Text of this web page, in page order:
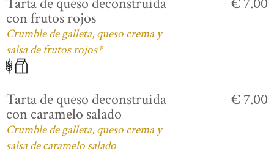
con frutos rojos
Crumble de galleta, queso crema y
salsa de frutos rojos*
Tarta de queso deconstruida
con caramelo salado
Crumble de galleta, queso crema y
salsa de caramelo salado
€ 7.00